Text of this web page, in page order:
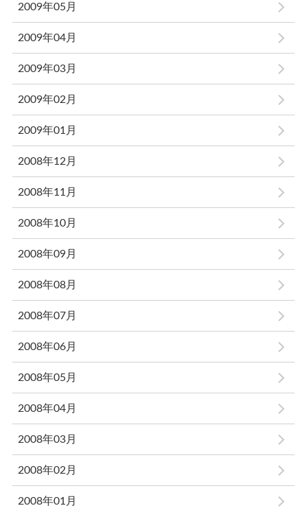
2009年05月
2009年04月
2009年03月
2009年02月
2009年01月
2008年12月
2008年11月
2008年10月
2008年09月
2008年08月
2008年07月
2008年06月
2008年05月
2008年04月
2008年03月
2008年02月
2008年01月